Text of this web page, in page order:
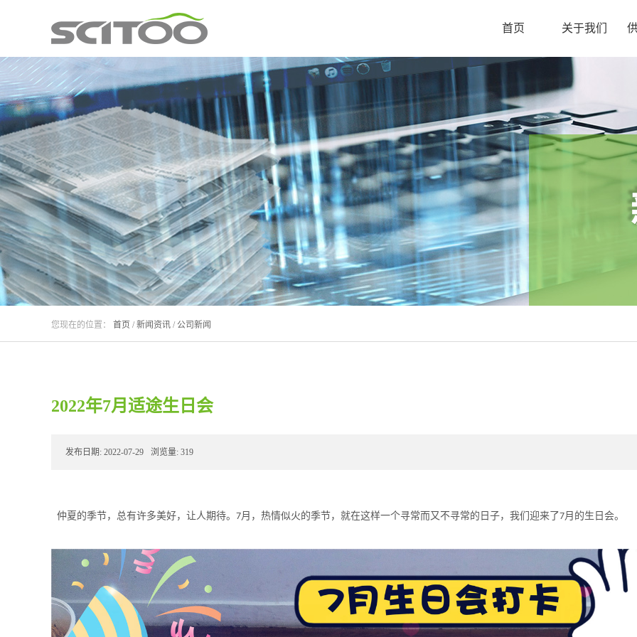
首页 关于我们
您现在的位置： 首页 /新闻资讯 / 公司新闻
2022年7月适途生日会
发布日期: 2022-07-29 浏览量: 319
仲夏的季节，总有许多美好，让人期待。 7月，热情似火的季节，就在这样一个寻常而又不寻常的日子，我们迎来了7月的生日会。